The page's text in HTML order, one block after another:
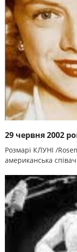
29 червня 2002
Розмарі КЛУНІ /
американська